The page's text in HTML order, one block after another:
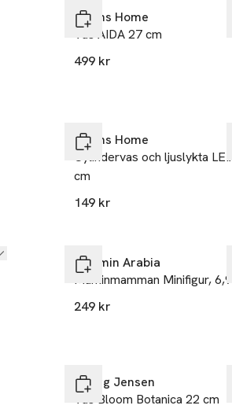
Åhléns Home
Vas AIDA 27 cm
499 kr
Åhléns Home
Cylindervas och ljuslykta
cm
149 kr
Moomin Arabia
Muminmamman Minifigur,
249 kr
Georg Jensen
Vas Bloom Botanica 22 cm